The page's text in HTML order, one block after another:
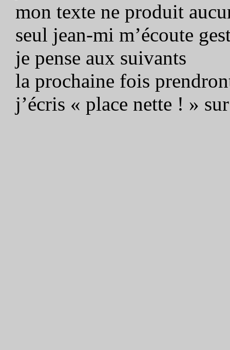
mon texte ne produit
seul jean-mi m’écoute
je pense aux suivants
la prochaine fois
j’écris « place nette ! »